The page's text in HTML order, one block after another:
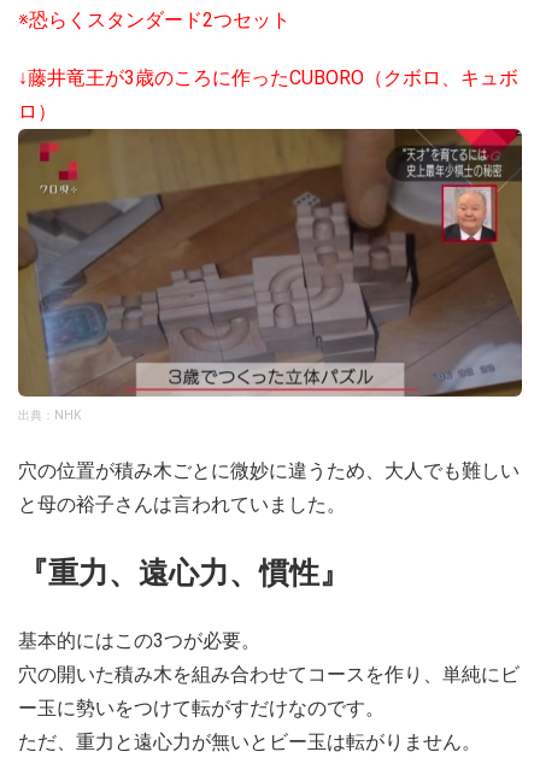
※恐らくスタンダード2つセット
↓藤井竜王が3歳のころに作ったCUBORO（クボロ、キュボ
ロ）
出典：NHK
穴の位置が積み木ごとに微妙に違うため、大人でも難しい
と母の裕子さんは言われていました。
『重力、遠心力、慣性』
基本的にはこの3つが必要。
穴の開いた積み木を組み合わせてコースを作り、単純にビ
ー玉に勢いをつけて転がすだけなのです。
ただ、重力と遠心力が無いとビー玉は転がりません。